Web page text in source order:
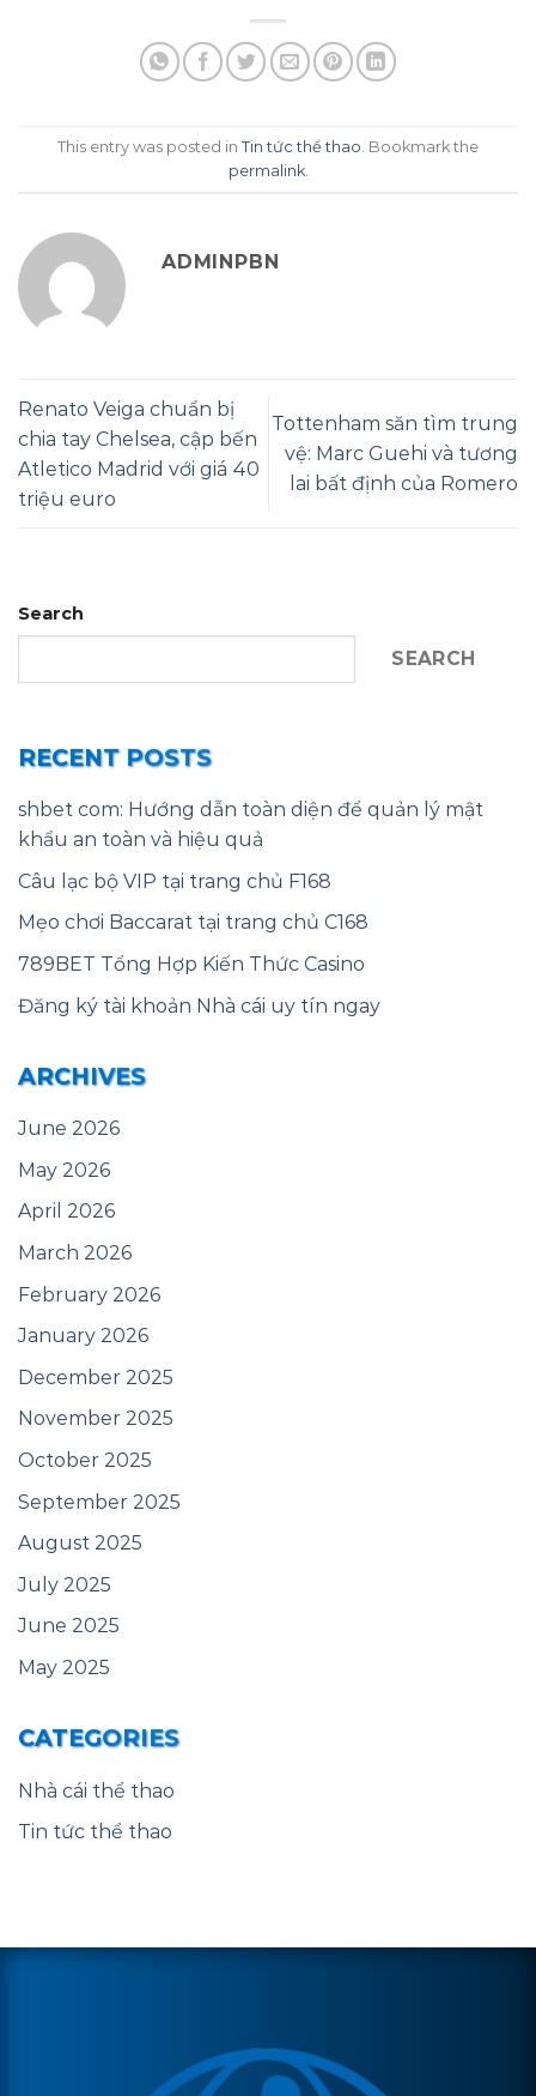
This entry was posted in Tin tức thể thao . Bookmark the
permalink.
ADMINPBN
Renato Veiga chuẩn bị
chia tay Chelsea, cập bến
Atletico Madrid với giá 40
triệu euro
Tottenham săn tìm trung
vệ: Marc Guehi và tương
lai bất định của Romero
Search
SEARCH
RECENT POSTS
shbet com: Hướng dẫn toàn diện để quản lý mật
khẩu an toàn và hiệu quả
Câu lạc bộ VIP tại trang chủ F168
Mẹo chơi Baccarat tại trang chủ C168
789BET Tổng Hợp Kiến Thức Casino
Đăng ký tài khoản Nhà cái uy tín ngay
ARCHIVES
June 2026
May 2026
April 2026
March 2026
February 2026
January 2026
December 2025
November 2025
October 2025
September 2025
August 2025
July 2025
June 2025
May 2025
CATEGORIES
Nhà cái thể thao
Tin tức thể thao